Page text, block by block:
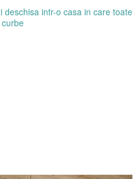
deschisa intr-o casa in care toate